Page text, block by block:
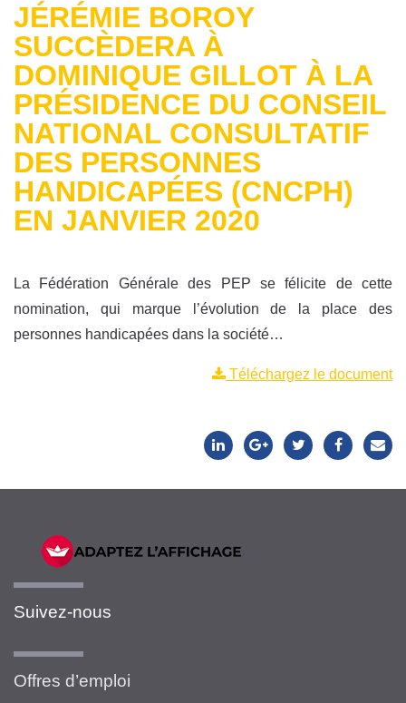
JÉRÉMIE BOROY
SUCCÈDERA À
DOMINIQUE GILLOT À LA
PRÉSIDENCE DU CONSEIL
NATIONAL CONSULTATIF
DES PERSONNES
HANDICAPÉES (CNCPH)
EN JANVIER 2020
La Fédération Générale des PEP se félicite de cette
nomination, qui marque l’évolution de la place des
personnes handicapées dans la société…
Téléchargez le document
Suivez-nous
Offres d’emploi